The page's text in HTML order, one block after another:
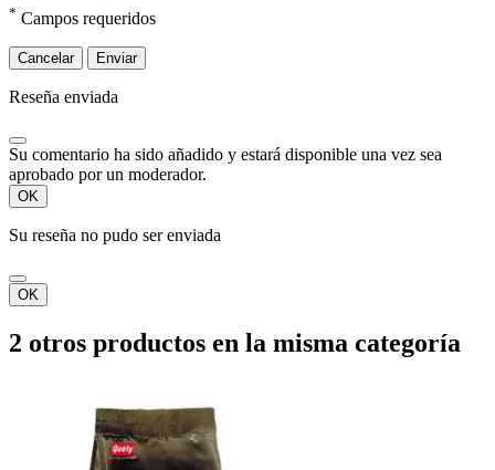
* Campos requeridos
Cancelar Enviar
Reseña enviada
Su comentario ha sido añadido y estará disponible una vez sea
aprobado por un moderador.
OK
Su reseña no pudo ser enviada
OK
2 otros productos en la misma categoría